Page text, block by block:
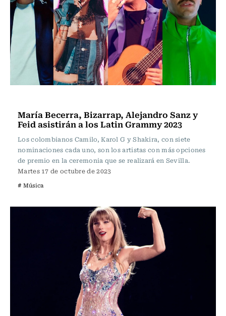
María Becerra, Bizarrap, Alejandro Sanz y
Feid asistirán a los Latin Grammy 2023
Los colombianos Camilo, Karol G y Shakira, con siete
nominaciones cada uno, son los artistas con más opciones
de premio en la ceremonia que se realizará en Sevilla.
Martes 17 de octubre de 2023
# Música